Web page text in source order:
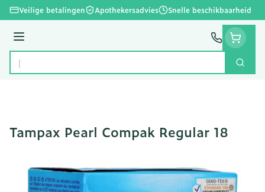
Ga naar de inhoud
Veilige betalingen Apothekersadvies Snelle beschikbaarheid
Menu
Product, merk, categorie...
Zoek
Tampax Pearl Compak Regular 18